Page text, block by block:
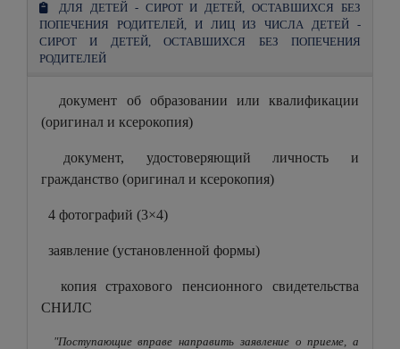
ДЛЯ ДЕТЕЙ - СИРОТ И ДЕТЕЙ, ОСТАВШИХСЯ БЕЗ
ПОПЕЧЕНИЯ РОДИТЕЛЕЙ, И ЛИЦ ИЗ ЧИСЛА ДЕТЕЙ -
СИРОТ И ДЕТЕЙ, ОСТАВШИХСЯ БЕЗ ПОПЕЧЕНИЯ
РОДИТЕЛЕЙ
документ об образовании или квалификации
(оригинал и ксерокопия)
документ, удостоверяющий личность и
гражданство (оригинал и ксерокопия)
4 фотографий (3×4)
заявление (установленной формы)
копия страхового пенсионного свидетельства
СНИЛС
"Поступающие вправе направить заявление о приеме, а